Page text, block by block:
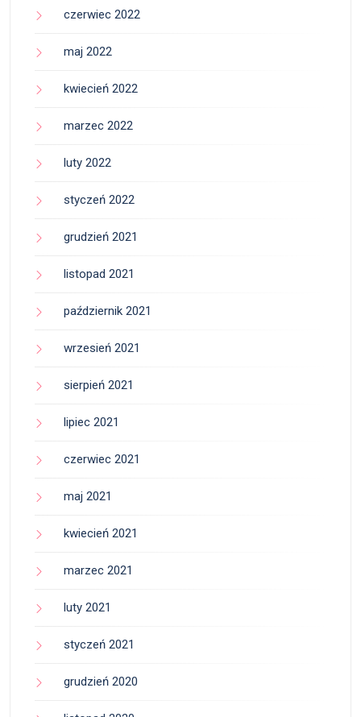
czerwiec 2022
maj 2022
kwiecień 2022
marzec 2022
luty 2022
styczeń 2022
grudzień 2021
listopad 2021
październik 2021
wrzesień 2021
sierpień 2021
lipiec 2021
czerwiec 2021
maj 2021
kwiecień 2021
marzec 2021
luty 2021
styczeń 2021
grudzień 2020